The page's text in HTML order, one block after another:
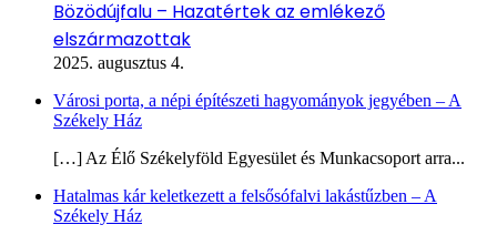
Bözödújfalu – Hazatértek az emlékező
elszármazottak
2025. augusztus 4.
Városi porta, a népi építészeti hagyományok jegyében – A
Székely Ház
[…] Az Élő Székelyföld Egyesület és Munkacsoport arra...
Hatalmas kár keletkezett a felsősófalvi lakástűzben – A
Székely Ház